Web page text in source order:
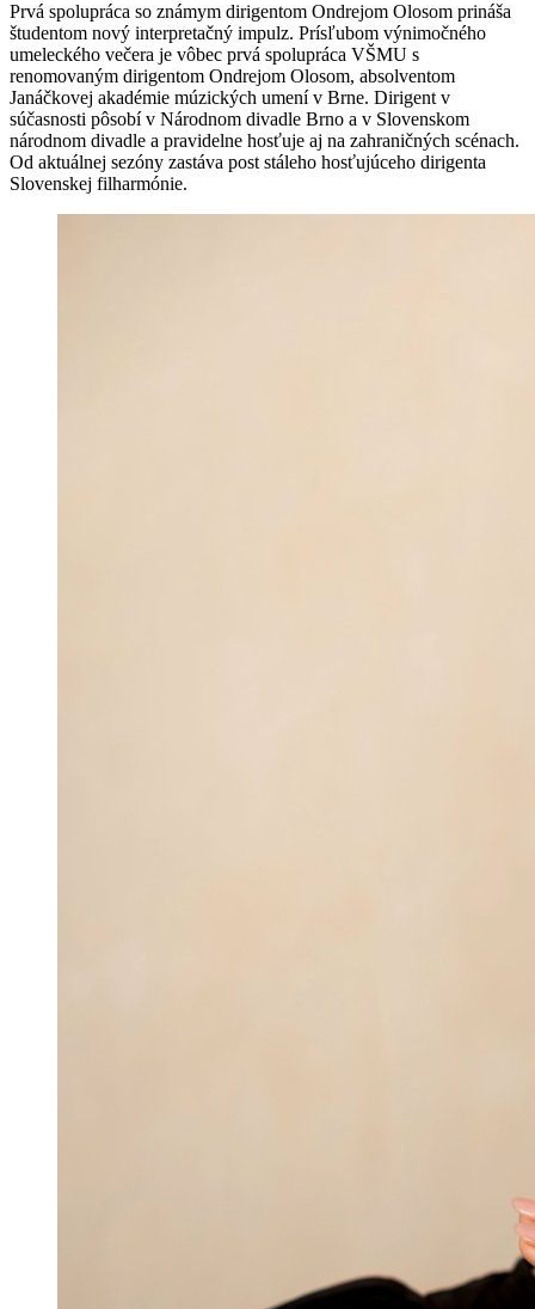
Prvá spolupráca so známym dirigentom Ondrejom Olosom prináša
študentom nový interpretačný impulz. Prísľubom výnimočného
umeleckého večera je vôbec prvá spolupráca VŠMU s
renomovaným dirigentom Ondrejom Olosom, absolventom
Janáčkovej akadémie múzických umení v Brne. Dirigent v
súčasnosti pôsobí v Národnom divadle Brno a v Slovenskom
národnom divadle a pravidelne hosťuje aj na zahraničných scénach.
Od aktuálnej sezóny zastáva post stáleho hosťujúceho dirigenta
Slovenskej filharmónie.